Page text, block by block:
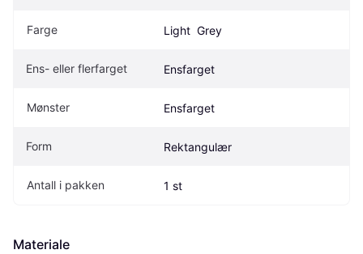
Farge Light  Grey
Ens- eller flerfarget Ensfarget
Mønster Ensfarget
Form Rektangulær
Antall i pakken 1 st
Materiale